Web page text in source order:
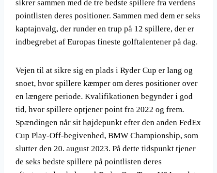
sikrer sammen med de tre bedste spillere fra verdens
pointlisten deres positioner. Sammen med dem er seks
kaptajnvalg, der runder en trup på 12 spillere, der er
indbegrebet af Europas fineste golftalentener på dag.
Vejen til at sikre sig en plads i Ryder Cup er lang og
snoet, hvor spillere kæmper om deres positioner over
en længere periode. Kvalifikationen begynder i god
tid, hvor spillere optjener point fra 2022 og frem.
Spændingen når sit højdepunkt efter den anden FedEx
Cup Play-Off-begivenhed, BMW Championship, som
slutter den 20. august 2023. På dette tidspunkt tjener
de seks bedste spillere på pointlisten deres